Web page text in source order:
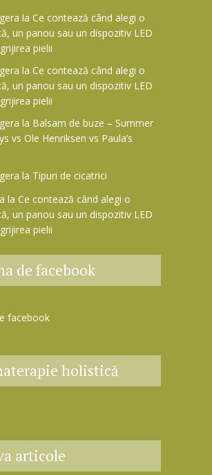
la Ce contează când alegi o
un panou sau un dispozitiv LED
pielii
la Ce contează când alegi o
un panou sau un dispozitiv LED
pielii
la Balsam de buze – Summer
vs Ole Henriksen vs Paula’s
la Tipuri de cicatrici
la Ce contează când alegi o
un panou sau un dispozitiv LED
pielii
de facebook
facebook
holistică
articole